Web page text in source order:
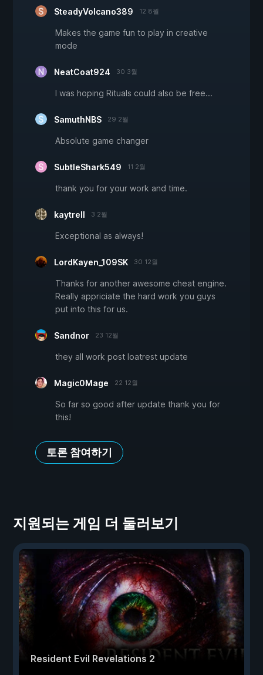
SteadyVolcano389 12 8월
Makes the game fun to play in creative
mode
NeatCoat924 30 3월
I was hoping Rituals could also be free...
SamuthNBS 29 2월
Absolute game changer
SubtleShark549 11 2월
thank you for your work and time.
kaytrell 3 2월
Exceptional as always!
LordKayen_109SK 30 12월
Thanks for another awesome cheat engine.
Really appriciate the hard work you guys
put into this for us.
Sandnor 23 12월
they all work post loatrest update
Magic0Mage 22 12월
So far so good after update thank you for
this!
토론 참여하기
지원되는 게임 더 둘러보기
Resident Evil Revelations 2